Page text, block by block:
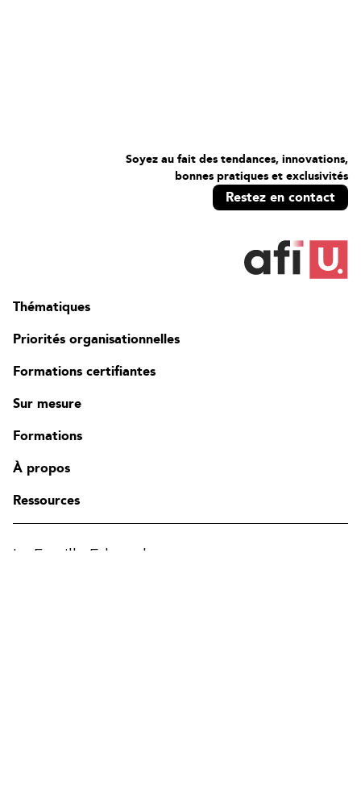
Contact
Modifier la région
Soyez au fait des tendances, innovations,
bonnes pratiques et exclusivités
Restez en contact
Thématiques
Priorités organisationnelles
Formations certifiantes
Sur mesure
Formations
À propos
Ressources
La Famille Edgenda